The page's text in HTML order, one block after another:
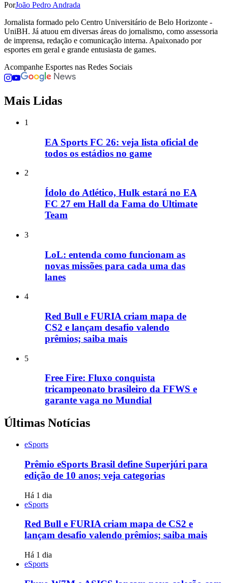
PorJoão Pedro Andrada
Jornalista formado pelo Centro Universitário de Belo Horizonte -
UniBH. Já atuou em diversas áreas do jornalismo, como assessoria
de imprensa, redação e comunicação interna. Apaixonado por
esportes em geral e grande entusiasta de games.
Acompanhe Esportes nas Redes Sociais
Mais Lidas
1
EA Sports FC 26: veja lista oficial de
todos os estádios no game
2
Ídolo do Atlético, Hulk estará no EA
FC 27 em Hall da Fama do Ultimate
Team
3
LoL: entenda como funcionam as
novas missões para cada uma das
lanes
4
Red Bull e FURIA criam mapa de
CS2 e lançam desafio valendo
prêmios; saiba mais
5
Free Fire: Fluxo conquista
tricampeonato brasileiro da FFWS e
garante vaga no Mundial
Últimas Notícias
eSports
Prêmio eSports Brasil define Superjúri para
edição de 10 anos; veja categorias
Há 1 dia
eSports
Red Bull e FURIA criam mapa de CS2 e
lançam desafio valendo prêmios; saiba mais
Há 1 dia
eSports